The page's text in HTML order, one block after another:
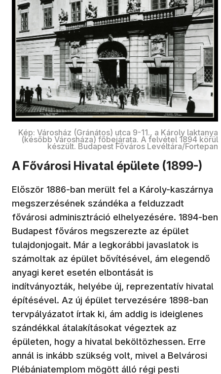
Kép: Városház (Gránátos) utca 9-11., a Károly laktanya
(később Városháza) főbejárata. A felvétel 1894 körül
készült. Budapest Főváros Levéltára/Fortepan
A Fővárosi Hivatal épülete (1899-)
Először 1886-ban merült fel a Károly-kaszárnya
megszerzésének szándéka a felduzzadt
fővárosi adminisztráció elhelyezésére. 1894-ben
Budapest főváros megszerezte az épület
tulajdonjogait. Már a legkorábbi javaslatok is
számoltak az épület bővítésével, ám elegendő
anyagi keret esetén elbontását is
indítványozták, helyébe új, reprezentatív hivatal
építésével. Az új épület tervezésére 1898-ban
tervpályázatot írtak ki, ám addig is ideiglenes
szándékkal átalakításokat végeztek az
épületen, hogy a hivatal beköltözhessen. Erre
annál is inkább szükség volt, mivel a Belvárosi
Plébániatemplom mögött álló régi pesti